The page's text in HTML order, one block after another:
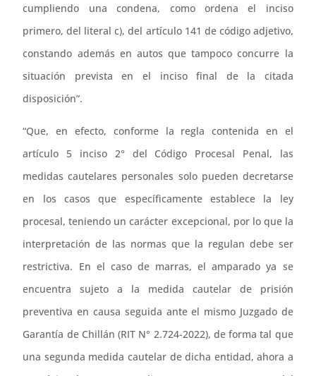
cumpliendo una condena, como ordena el inciso
primero, del literal c), del artículo 141 de código adjetivo,
constando además en autos que tampoco concurre la
situación prevista en el inciso final de la citada
disposición”.
“Que, en efecto, conforme la regla contenida en el
artículo 5 inciso 2° del Código Procesal Penal, las
medidas cautelares personales solo pueden decretarse
en los casos que específicamente establece la ley
procesal, teniendo un carácter excepcional, por lo que la
interpretación de las normas que la regulan debe ser
restrictiva. En el caso de marras, el amparado ya se
encuentra sujeto a la medida cautelar de prisión
preventiva en causa seguida ante el mismo Juzgado de
Garantía de Chillán (RIT N° 2.724-2022), de forma tal que
una segunda medida cautelar de dicha entidad, ahora a